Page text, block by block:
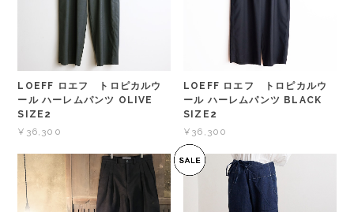
LOEFF ロエフ トロピカルウ
ール ハーレムパンツ OLIVE
SIZE2
¥36,300
LOEFF ロエフ トロピカルウ
ール ハーレムパンツ BLACK
SIZE2
¥36,300